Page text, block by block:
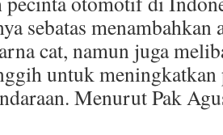
sebatas menambahkan
cat, namun juga
untuk
Menurut Pak